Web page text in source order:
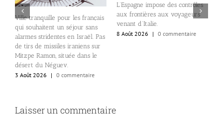
Ville tranquille pour les français
qui souhaitent un séjour sans
alarmes stridentes en Israël. Pas
de tirs de missiles iraniens sur
Mitzpe Ramon, située dans le
désert du Néguev.
3 Août 2026
| 0 commentaire
L’Espagne impose des contrôles
aux frontières aux voyageurs
venant d’Italie.
8 Août 2026
| 0 commentaire
Laisser un commentaire